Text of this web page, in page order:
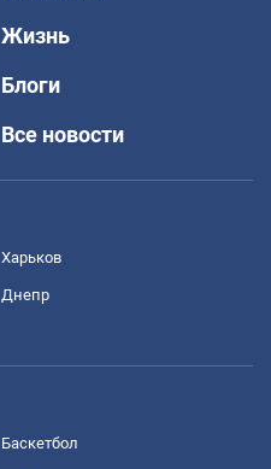
Жизнь
Блоги
Все новости
Харьков
Днепр
Баскетбол